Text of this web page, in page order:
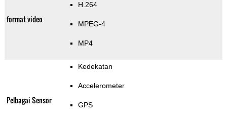
format video
H.264
MPEG-4
MP4
Pelbagai Sensor
Kedekatan
Accelerometer
GPS